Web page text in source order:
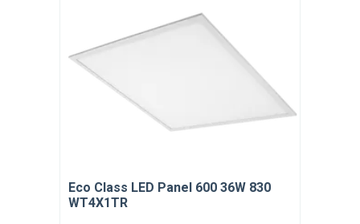
Eco Class LED Panel 600 36W 830
WT4X1TR